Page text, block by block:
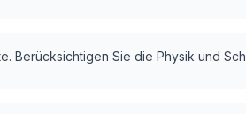
Berücksichtigen Sie die Physik und